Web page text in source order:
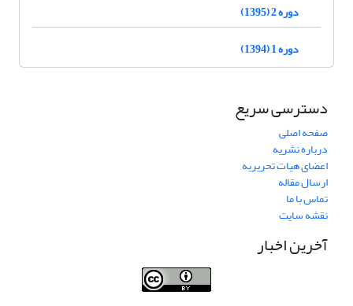
دوره 2 (1395)
دوره 1 (1394)
دسترسی سریع
صفحه اصلی
درباره نشریه
اعضای هیات تحریریه
ارسال مقاله
تماس با ما
نقشه سایت
آخرین اخبار